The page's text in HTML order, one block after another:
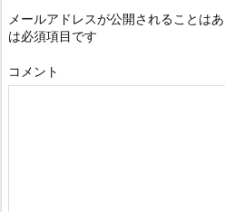
メールアドレスが公開されることはあ
は必須項目です
コメント